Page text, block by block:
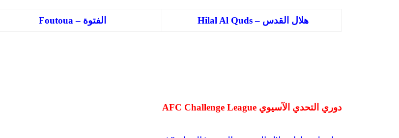
هلال القدس – Hilal Al Quds الفتوة – Foutoua
دوري التحدي الآسيوي AFC Challenge League